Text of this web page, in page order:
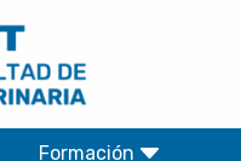
Formación